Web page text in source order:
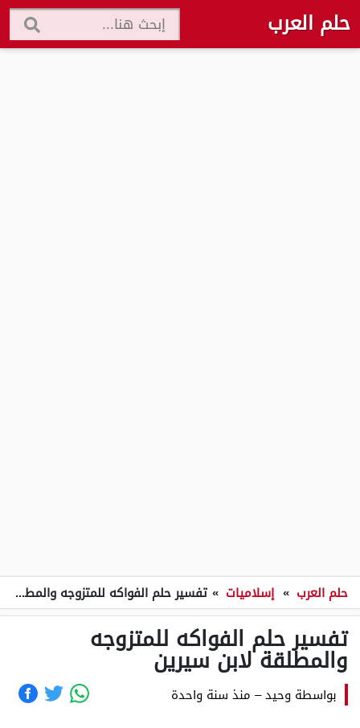
حلم العرب
حلم العرب » إسلاميات » تفسير حلم الفواكه للمتزوجه والمطلقة لابن سيرين
تفسير حلم الفواكه للمتزوجه
والمطلقة لابن سيرين
بواسطة وحيد– منذ سنة واحدة